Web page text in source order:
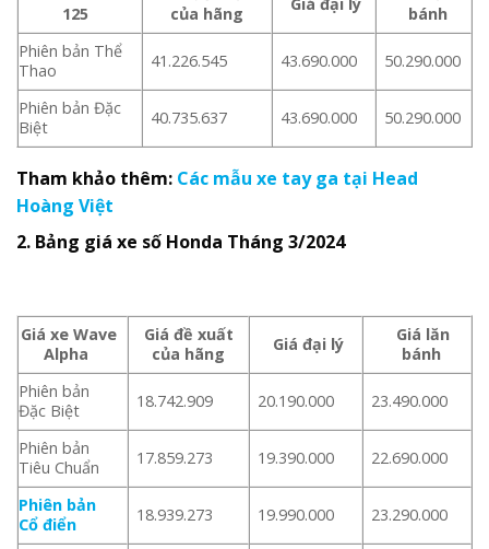
125
của hãng
bánh
Phiên bản Thể
Thao
41.226.545 43.690.000 50.290.000
Phiên bản Đặc
Biệt
40.735.637 43.690.000 50.290.000
Tham khảo thêm: Các mẫu xe tay ga tại Head
Hoàng Việt
2. Bảng giá xe số Honda Tháng 3/2024
Giá xe Wave
Alpha
Giá đề xuất
của hãng
Giá đại lý
Giá lăn
bánh
Phiên bản
Đặc Biệt
18.742.909 20.190.000 23.490.000
Phiên bản
Tiêu Chuẩn
17.859.273 19.390.000 22.690.000
Phiên bản
Cổ điển
18.939.273 19.990.000 23.290.000